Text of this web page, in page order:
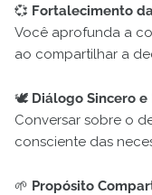
💞 Fortalecimento
Você aprofunda a
ao compartilhar a
🕊️ Diálogo Sincero
Conversar sobre o
consciente das
🌱 Propósito